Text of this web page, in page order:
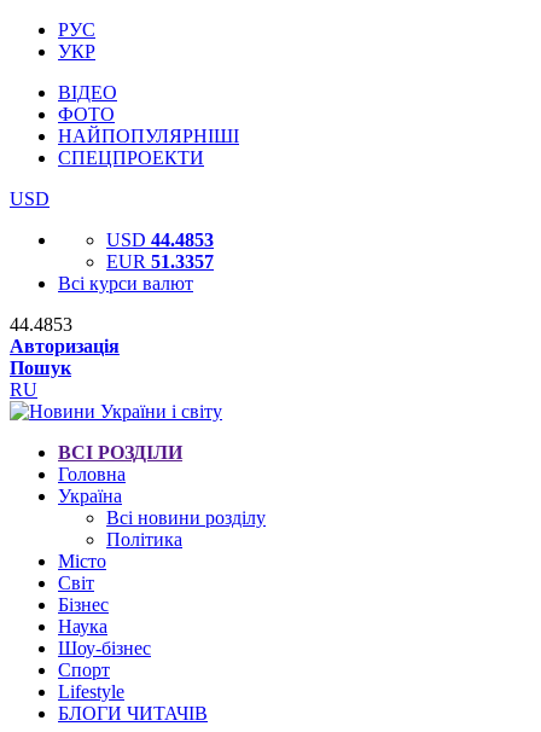
РУС
УКР
ВІДЕО
ФОТО
НАЙПОПУЛЯРНІШІ
СПЕЦПРОЕКТИ
USD
USD 44.4853
EUR 51.3357
Всі курси валют
44.4853
Авторизація
Пошук
RU
ВСІ РОЗДІЛИ
Головна
Україна
Всі новини розділу
Політика
Місто
Світ
Бізнес
Наука
Шоу-бізнес
Спорт
Lifestyle
БЛОГИ ЧИТАЧІВ